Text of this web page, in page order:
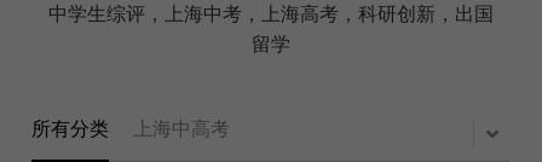
中学生综评，上海中考，上海高考，科研创新，出国
留学
所有分类 上海中高考